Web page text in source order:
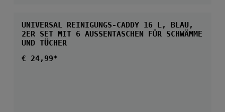
UNIVERSAL REINIGUNGS-CADDY 16 L, BLAU,
2ER SET MIT 6 AUSSENTASCHEN FÜR SCHWÄMME U
ND TÜCHER
Regulärer Preis:
€ 24,99*